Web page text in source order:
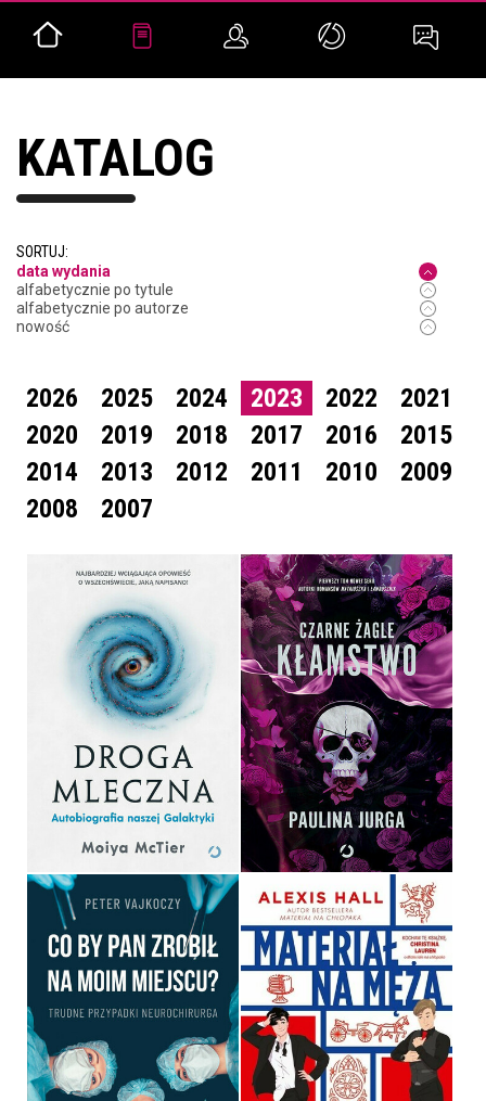
KATALOG
SORTUJ:
data wydania
alfabetycznie po tytule
alfabetycznie po autorze
nowość
2026 2025 2024 2023 2022
2021
2020
2019 2018 2017 2016
2015
2014
2013 2012 2011 2010
2009
2008
2007
DROGA MLECZNA.
AUTOBIOGRAFIA NASZEJ
GALAKTYKI
OPRAWA MIĘKKA
49,99 ZŁ
CZARNE ŻAGLE.
KŁAMSTWO.
PAULINA JURGA
OPRAWA MIĘKKA
49,99 ZŁ
CO BY PAN ZROBIŁ NA
MOIM MIEJSCU? TRUDNE
PRZYPADKI
NEUROCHIRURGA
PETER VAJKOCZY
OPRAWA MIĘKKA
MATERIAŁ NA MĘŻA
ALEXIS HALL
OPRAWA MIĘKKA